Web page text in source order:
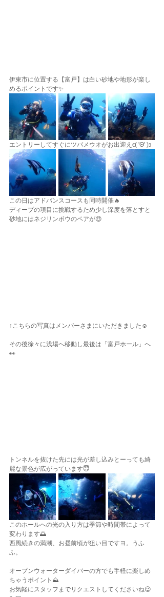
伊東市に位置する【富戸】は白い砂地や地形が楽し
めるポイントです✨
エントリーしてすぐにツバメウオがお出迎えϵ( 'Θ' )϶
この日はアドバンスコースも同時開催🔥
ディープの項目に挑戦するため少し深度を落とすと
砂地にはネジリンボウのペアが😍
↑こちらの写真はメンバーさまにいただきました☺️
その後徐々に浅場へ移動し最後は「富戸ホール」へ
👀
トンネルを抜けた先には光が差し込みとーっても綺
麗な景色が広がっています😇
このホールへの光の入り方は季節や時間帯によって
変わります🌅
西風続きの満潮、お昼前頃が狙い目ですヨ。うふ
ふ。
オープンウォーターダイバーの方でも手軽に楽しめ
ちゃうポイント⛰️
お気軽にスタッフまでリクエストしてくださいね😉